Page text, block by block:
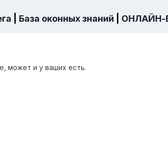
База оконных знаний ОНЛАЙН-
может и у ваших есть.